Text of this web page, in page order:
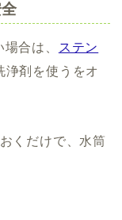
合は、
ステン
浄剤を使うをオ
くだけで、水筒